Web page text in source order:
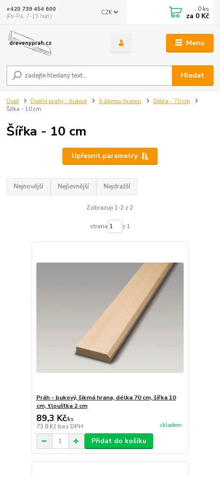
Menu
CZK
Hledat
+420 739 454 600
(Po-Pá, 7-15 hod.)
0 ks
za 0 Kč
Úvod Dveřní prahy - bukové S šikmou hranou
Délka - 70 cm
Šířka - 10 cm
Šířka - 10 cm
Upřesnit parametry
Nejnovější Nejlevnější Nejdražší
Zobrazuji 1-2 z 2
strana z 1
Práh - bukový, šikmá hrana, délka 70 cm, šířka 10
cm, tloušťka 2 cm
89,3 Kč/ks
73,8 Kč bez DPH skladem
Přidat do košíku